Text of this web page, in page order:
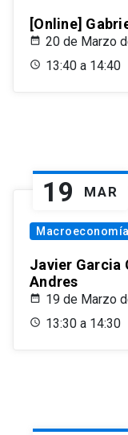
[Online]
20 de Marzo
13:40 a 14:40
19 MAR
Macroeconomía
Javier Garcia
Andres
19 de Marzo
13:30 a 14:30